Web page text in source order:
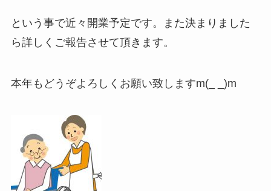
という事で近々開業予定です。また決まりました
ら詳しくご報告させて頂きます。
本年もどうぞよろしくお願い致しますm(_ _)m